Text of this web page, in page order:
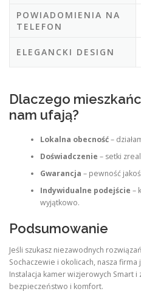
POWIADOMIENIA NA
TELEFON
ELEGANCKI DESIGN
Dlaczego
nam ufają?
Lokalna obecność–
Doświadczenie – setki
Gwarancja – pewność
Indywidualne podejście –
wyjątkowo.
Podsumowanie
Jeśli szukasz niezawodnych
Sochaczewie i okolicach, nasza
Instalacja kamer wizjerowych Smart
bezpieczeństwo i komfort.